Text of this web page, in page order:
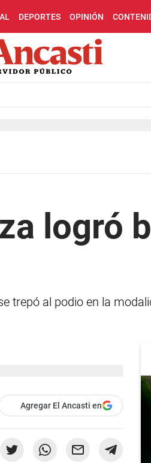
DEPORTES OPINIÓN
logró
trepó al podio en la
Agregar El Ancasti en